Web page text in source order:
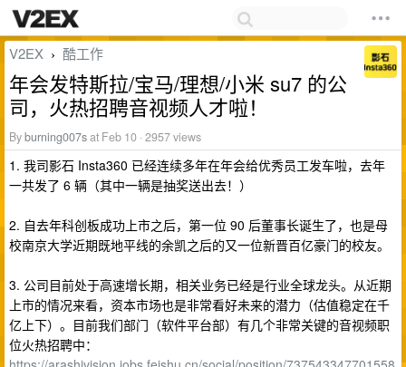
V2EX › 酷工作
年会发特斯拉/宝马/理想/小米 su7 的公
司，火热招聘音视频人才啦！
Byburning007sat Feb 10 · 2957 views
1. 我司影石 Insta360 已经连续多年在年会给优秀员工发车啦，去年
一共发了 6 辆（其中一辆是抽奖送出去！）
2. 自去年科创板成功上市之后，第一位 90 后董事长诞生了，也是母
校南京大学近期既地平线的余凯之后的又一位新晋百亿豪门的校友。
3. 公司目前处于高速增长期，相关业务已经是行业全球龙头。从近期
上市的情况来看，资本市场也是非常看好未来的潜力（估值稳定在千
亿上下）。目前我们部门（软件平台部）有几个非常关键的音视频职
位火热招聘中：